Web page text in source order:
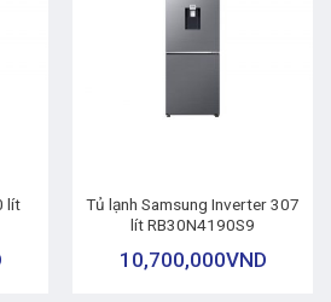
lít
Tủ lạnh Samsung Inverter 307
lít RB30N4190S9
10,700,000VND